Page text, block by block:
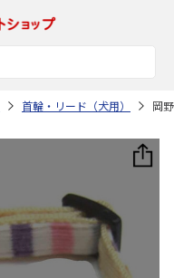
首輪・リード（犬用） 岡